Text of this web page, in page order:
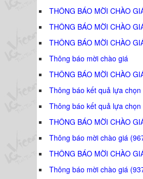
THÔNG BÁO MỜI CHÀO
THÔNG BÁO MỜI CHÀO
THÔNG BÁO MỜI CHÀO
Thông báo mời chào giá
THÔNG BÁO MỜI CHÀO
Thông báo kết quả lựa
Thông báo kết quả lựa
THÔNG BÁO MỜI CHÀO
Thông báo mời chào giá
THÔNG BÁO MỜI CHÀO
Thông báo mời chào giá